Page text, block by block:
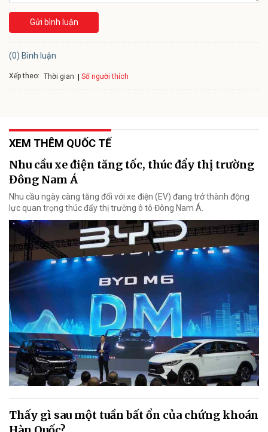
Gửi bình luận
(0) Bình luận
Xếp theo: Thời gian Số người thích
XEM THÊM QUỐC TẾ
Nhu cầu xe điện tăng tốc, thúc đẩy thị trường
Đông Nam Á
Nhu cầu ngày càng tăng đối với xe điện (EV) đang trở thành động
lực quan trọng thúc đẩy thị trường ô tô Đông Nam Á.
Thấy gì sau một tuần bất ổn của chứng khoán